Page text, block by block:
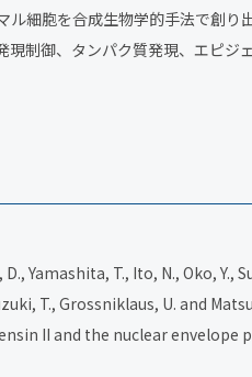
細胞を合成生物学的手法で創り
制御、タンパク質発現、エピジ
Yamashita, T., Ito, N., Oko, Y.,
T., Grossniklaus, U. and
II and the nuclear envelope